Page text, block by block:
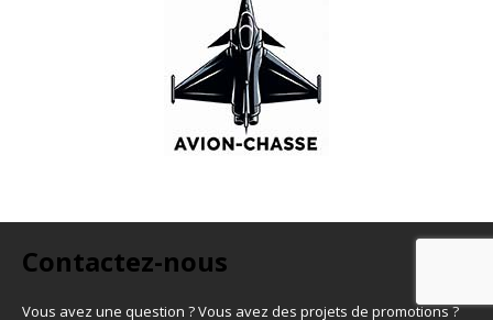
Contactez-nous
Vous avez une question ? Vous avez des projets de promotions ?